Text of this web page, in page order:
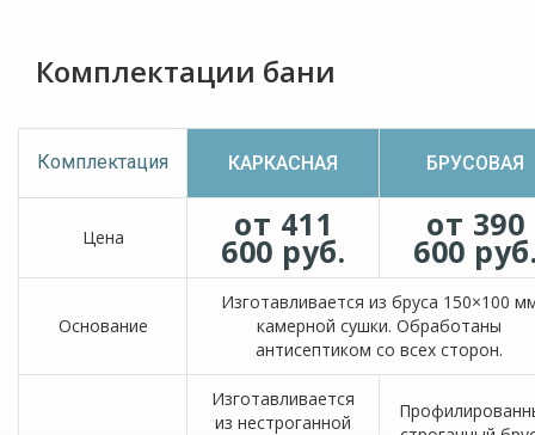
Комплектации бани
Комплектация КАРКАСНАЯ БРУСОВАЯ
Цена от 411
600 руб.
от 390
600
Основание
Изготавливается из бруса 150×100
камерной сушки. Обработаны
антисептиком со всех сторон.
Изготавливается
из нестроганной